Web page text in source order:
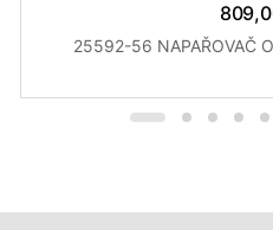
25592-56 NAPAŘOVAČ